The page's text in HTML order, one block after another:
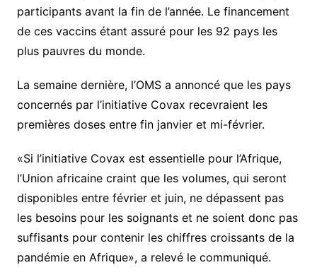
participants avant la fin de l’année. Le financement
de ces vaccins étant assuré pour les 92 pays les
plus pauvres du monde.
La semaine dernière, l’OMS a annoncé que les pays
concernés par l’initiative Covax recevraient les
premières doses entre fin janvier et mi-février.
«Si l’initiative Covax est essentielle pour l’Afrique,
l’Union africaine craint que les volumes, qui seront
disponibles entre février et juin, ne dépassent pas
les besoins pour les soignants et ne soient donc pas
suffisants pour contenir les chiffres croissants de la
pandémie en Afrique», a relevé le communiqué.